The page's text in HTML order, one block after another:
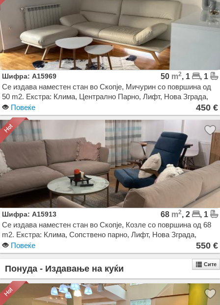
Шифра: A15969 50 m2, 1
, 1
Се издава наместен стан во Скопје, Мичурин со површина од
50 m2. Екстра: Клима, Централно Парно, Лифт, Нова Зграда,
Гаража. Цена: 450 EUR
Повеќе 450 €
Шифра: A15913 68 m2, 2
, 1
Се издава наместен стан во Скопје, Козле со површина од 68
m2. Екстра: Клима, Сопствено парно, Лифт, Нова Зграда,
Паркинг. Цена: 550 EUR
Повеќе 550 €
Понуда - Издавање на куќи Сите